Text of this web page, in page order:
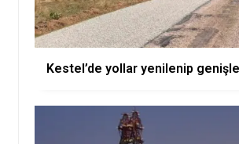
Kestel’de yollar yenilenip